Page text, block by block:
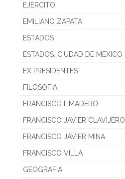
EJERCITO
EMILIANO ZAPATA
ESTADOS
ESTADOS. CIUDAD DE MEXICO
EX PRESIDENTES
FILOSOFIA
FRANCISCO I. MADERO
FRANCISCO JAVIER CLAVIJERO
FRANCISCO JAVIER MINA
FRANCISCO VILLA
GEOGRAFIA